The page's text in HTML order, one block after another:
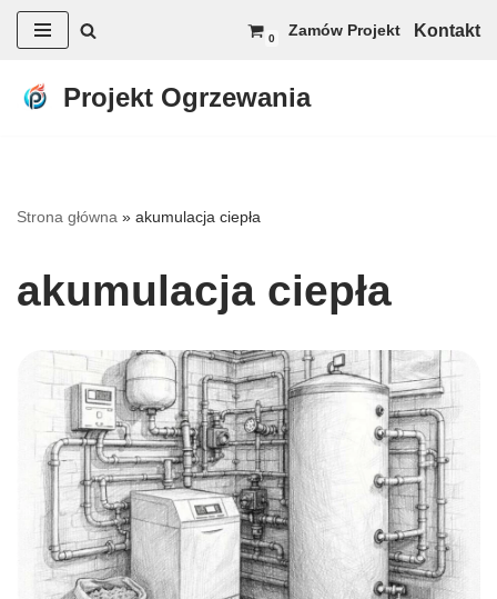
do
0 Zamów Projekt Kontakt
Projekt Ogrzewania
Strona główna » akumulacja ciepła
akumulacja ciepła